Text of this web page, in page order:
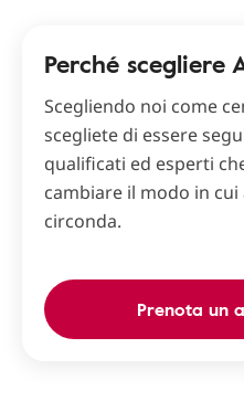
Perché scegliere
Scegliendo noi come
scegliete di essere
qualificati ed esperti
cambiare il modo in
circonda.
Prenota un